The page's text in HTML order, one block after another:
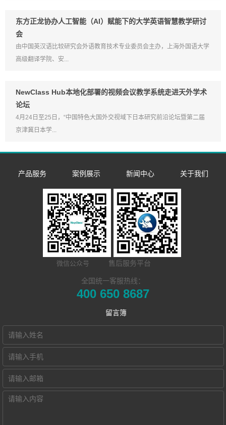
东方正龙协办人工智能（AI）赋能下的大学英语智慧教学研讨
会
由中国英汉语比较研究会外语教育技术专业委员会主办，上海外国语大学
高级翻译学院、安...
NewClass Hub本地化部署的视频会议教学系统走进天外学术
论坛
4月24日至25日，“中国特色大国外交视域下日本研究前沿论坛暨第二届
京津冀日本学...
产品服务
数字语言学习系
同声传译训练系
​远程合班教学系
NewClass Hub本
高密度WiFi移动
智慧教室
案例展示
双一流/985/211
外语院校
MTI/BTI院校
用户名录
新闻中心
企业新闻
市场活动
关于我们
微信公众号 售后服务平台
全国统一客服热线：
400 650 8687
留言簿